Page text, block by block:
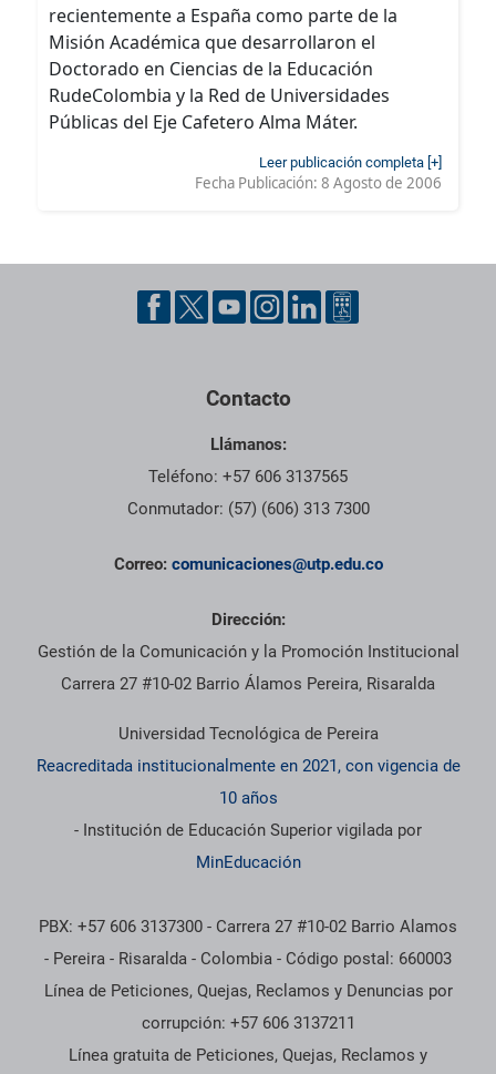
recientemente a España como parte de la
Misión Académica que desarrollaron el
Doctorado en Ciencias de la Educación
RudeColombia y la Red de Universidades
Públicas del Eje Cafetero Alma Máter.
Leer publicación completa [+]
Fecha Publicación: 8 Agosto de 2006
Contacto
Llámanos:
Teléfono: +57 606 3137565
Conmutador: (57) (606) 313 7300
Correo: comunicaciones@utp.edu.co
Dirección:
Gestión de la Comunicación y la Promoción Institucional
Carrera 27 #10-02 Barrio Álamos Pereira, Risaralda
Universidad Tecnológica de Pereira
Reacreditada institucionalmente en 2021, con vigencia de
10 años
- Institución de Educación Superior vigilada por
MinEducación
PBX: +57 606 3137300 - Carrera 27 #10-02 Barrio Alamos
- Pereira - Risaralda - Colombia - Código postal: 660003
Línea de Peticiones, Quejas, Reclamos y Denuncias por
corrupción: +57 606 3137211
Línea gratuita de Peticiones, Quejas, Reclamos y